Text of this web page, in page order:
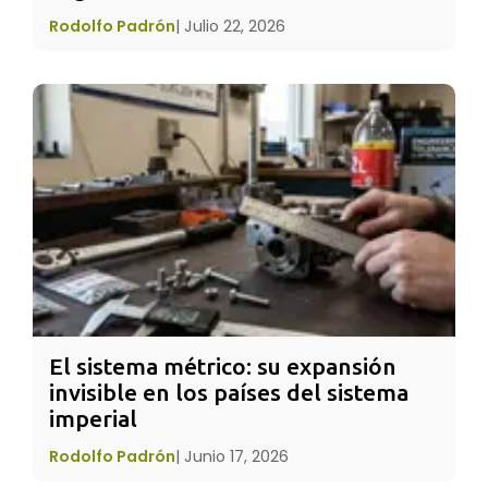
Mejoradel Razonamiento Espacio-
como la famosa K. 448, han demostrado
incrementar temporalmente la capacidad de
procesar tareas visuales y lógicas complejas
en el lóbulo parietal, ayudando en procesos
deaprendizajematemático.
TratamientoComplementario enEpilepsia
Estudios clínicos rigurosos sugieren que la
escucha regular deMozart
puede reducir
descargas epileptiformes en el cerebro,
actuando como un regulador natural de la
Rodolfo Padrón| Julio 22, 2026
El sistema métrico: su expansión
invisible en los países del sistema
imperial
Rodolfo Padrón| Junio 17, 2026